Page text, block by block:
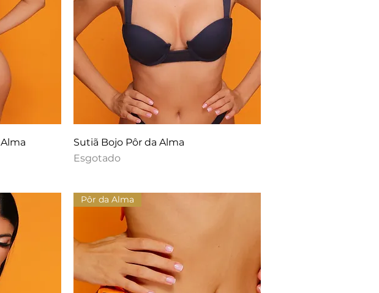
Sutiã Bojo Pôr da Alma
Esgotado
Pôr da Alma